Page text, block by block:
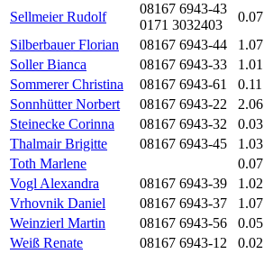
Sellmeier Rudolf
08167 6943-43
0171 3032403
0.07
Silberbauer Florian
08167 6943-44 1.07
Soller Bianca
08167 6943-33 1.01
Sommerer Christina
08167 6943-61 0.11
Sonnhütter Norbert
08167 6943-22 2.06
Steinecke Corinna
08167 6943-32 0.03
Thalmair Brigitte
08167 6943-45 1.03
Toth Marlene
0.07
Vogl Alexandra
08167 6943-39 1.02
Vrhovnik Daniel
08167 6943-37 1.07
Weinzierl Martin
08167 6943-56 0.05
Weiß Renate
08167 6943-12 0.02